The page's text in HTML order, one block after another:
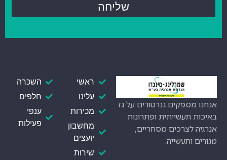
שליחה
אנחנו מספקים גנרטורים על גז
באיכות תעשייתית ופתרונות
אנרגיה לצרכים מסחריים,
מגורים ותעשייה.
ראשי
עלינו
מכירות
מחשבון
יועצים
שירות
השכרה
חלפים
ענפי
פעילות